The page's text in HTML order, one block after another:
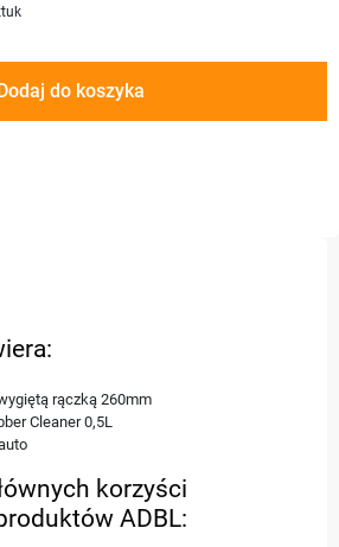
Dodaj do koszyka
rączką 260mm
Cleaner 0,5L
korzyści
ADBL: